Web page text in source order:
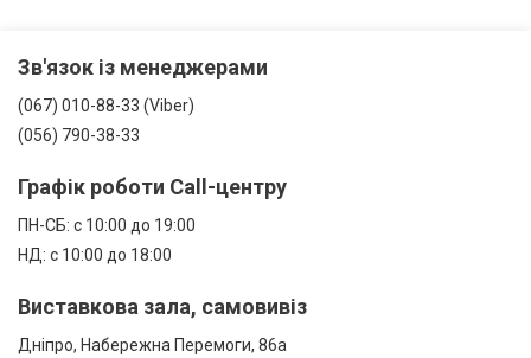
Зв'язок із менеджерами
(067) 010-88-33 (Viber)
(056) 790-38-33
Графік роботи Call-центру
ПН-СБ: с 10:00 до 19:00
НД: с 10:00 до 18:00
Виставкова зала, самовивіз
Дніпро, Набережна Перемоги, 86а